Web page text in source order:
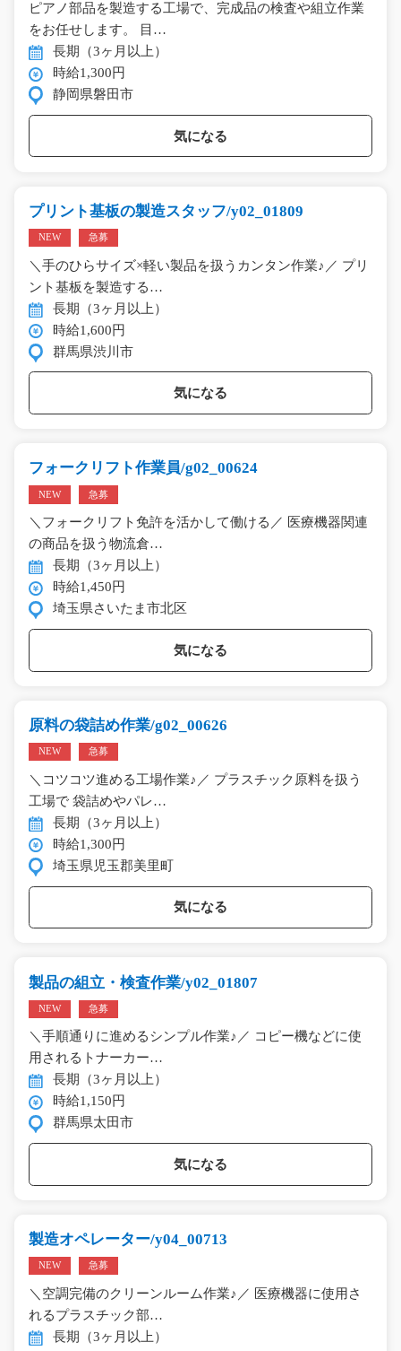
ピアノ部品を製造する工場で、完成品の検査や組立作業
をお任せします。 目…
長期（3ヶ月以上）
時給1,300円
静岡県磐田市
気になる
プリント基板の製造スタッフ/y02_01809
NEW 急募
＼手のひらサイズ×軽い製品を扱うカンタン作業♪／ プリ
ント基板を製造する…
長期（3ヶ月以上）
時給1,600円
群馬県渋川市
気になる
フォークリフト作業員/g02_00624
NEW 急募
＼フォークリフト免許を活かして働ける／ 医療機器関連
の商品を扱う物流倉…
長期（3ヶ月以上）
時給1,450円
埼玉県さいたま市北区
気になる
原料の袋詰め作業/g02_00626
NEW 急募
＼コツコツ進める工場作業♪／ プラスチック原料を扱う
工場で 袋詰めやパレ…
長期（3ヶ月以上）
時給1,300円
埼玉県児玉郡美里町
気になる
製品の組立・検査作業/y02_01807
NEW 急募
＼手順通りに進めるシンプル作業♪／ コピー機などに使
用されるトナーカー…
長期（3ヶ月以上）
時給1,150円
群馬県太田市
気になる
製造オペレーター/y04_00713
NEW 急募
＼空調完備のクリーンルーム作業♪／ 医療機器に使用さ
れるプラスチック部…
長期（3ヶ月以上）